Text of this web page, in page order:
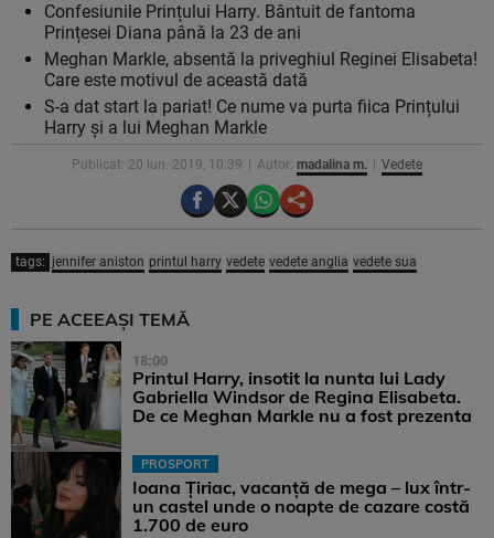
Confesiunile Prințului Harry. Bântuit de fantoma
Prințesei Diana până la 23 de ani
Meghan Markle, absentă la priveghiul Reginei Elisabeta!
Care este motivul de această dată
S-a dat start la pariat! Ce nume va purta fiica Prințului
Harry și a lui Meghan Markle
Publicat: 20 iun. 2019, 10:39 Autor: madalina m. Vedete
tags: jennifer aniston printul harry vedete vedete anglia vedete sua
PE ACEEAȘI TEMĂ
18:00
Printul Harry, insotit la nunta lui Lady
Gabriella Windsor de Regina Elisabeta.
De ce Meghan Markle nu a fost prezenta
PROSPORT
Ioana Țiriac, vacanță de mega – lux într-
un castel unde o noapte de cazare costă
1.700 de euro